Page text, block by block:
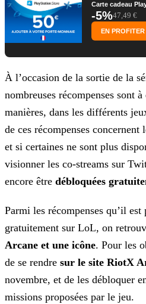
Carte cadeau
-5%47,49 €
EN PROFITER
À l’occasion de la sortie de la
nombreuses récompenses sont
manières, dans les différents
de ces récompenses concernent
et si certaines ne sont plus
visionner les co-streams sur
encore être débloquées
Parmi les récompenses qu’il est
gratuitement sur LoL, on
Arcane et une icône. Pour les
de se rendre sur le site RiotX
novembre, et de les débloquer
missions proposées par le jeu.